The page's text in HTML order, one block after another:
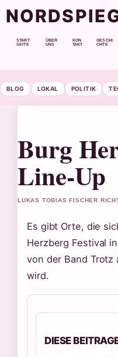
START
SEITE
ÜBER
UNS
KON
TAKT
GESCHI
CHTE
BLOG LOKAL POLITIK
Burg
Line-Up
LUKAS TOBIAS FISCHER
Es gibt Orte, die
Herzberg Festival
von der Band Trotz
wird.
DIESE